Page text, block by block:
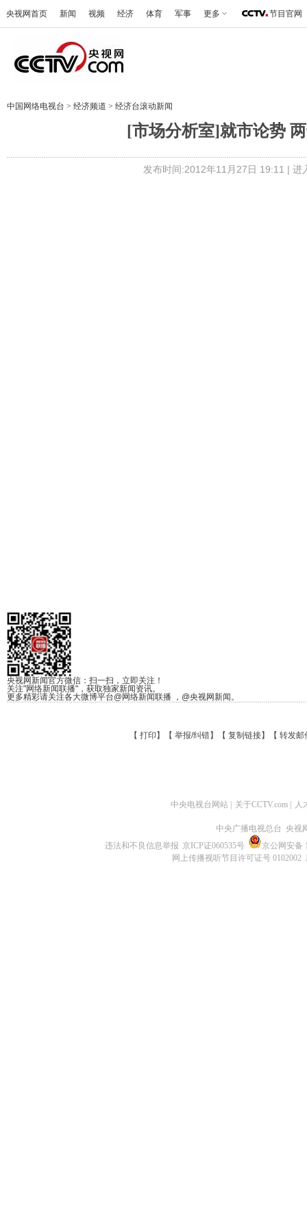
央视网首页 新闻 视频 经济 体育 军事 更多 节目官网
中国网络电视台 > 经济频道 > 经济台滚动新闻
[市场分析室]就市论势
发布时间:2012年11月27日 19:11 | 进
央视网新闻官方微信：扫一扫，立即关注！
关注"网络新闻联播"，获取独家新闻资讯。
更多精彩请关注各大微博平台@网络新闻联播 ，@央视网新闻。
【 打印 】【 举报/纠错】【 复制链接】【 转发邮
中央电视台网站 关于CCTV.com 人
中央广播电视总台 央视
违法和不良信息举报 京ICP证060535号
京公网安备
网上传播视听节目许可证号 0102002